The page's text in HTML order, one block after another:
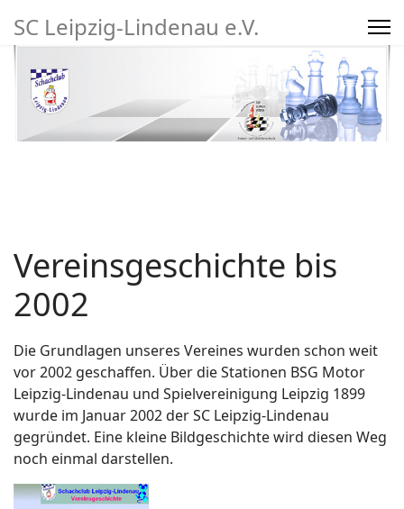
SC Leipzig-Lindenau e.V.
Vereinsleben/Turniere
Vereinsgeschichte bis
2002
Die Grundlagen unseres Vereines wurden schon weit
vor 2002 geschaffen. Über die Stationen BSG Motor
Leipzig-Lindenau und Spielvereinigung Leipzig 1899
wurde im Januar 2002 der SC Leipzig-Lindenau
gegründet. Eine kleine Bildgeschichte wird diesen Weg
noch einmal darstellen.